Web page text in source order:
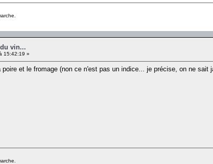
vin...
15:42:19 »
et le fromage (non ce n'est pas un indice... je précise, on ne sait